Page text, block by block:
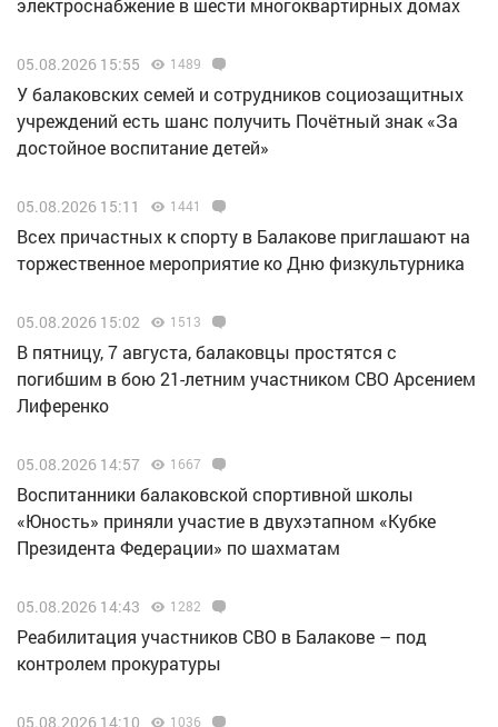
электроснабжение в шести многоквартирных домах
05.08.2026 15:55 1489
У балаковских семей и сотрудников социозащитных
учреждений есть шанс получить Почётный знак «За
достойное воспитание детей»
05.08.2026 15:11 1441
Всех причастных к спорту в Балакове приглашают на
торжественное мероприятие ко Дню физкультурника
05.08.2026 15:02 1513
В пятницу, 7 августа, балаковцы простятся с
погибшим в бою 21-летним участником СВО Арсением
Лиференко
05.08.2026 14:57 1667
Воспитанники балаковской спортивной школы
«Юность» приняли участие в двухэтапном «Кубке
Президента Федерации» по шахматам
05.08.2026 14:43 1282
Реабилитация участников СВО в Балакове – под
контролем прокуратуры
05.08.2026 14:10 1036